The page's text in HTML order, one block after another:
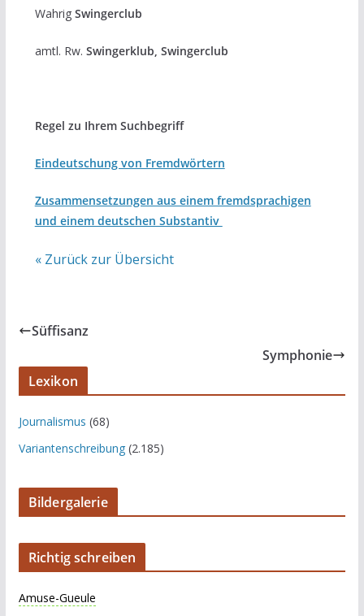
Wahrig Swingerclub
amtl. Rw. Swingerklub, Swingerclub
Regel zu Ihrem Suchbegriff
Eindeutschung von Fremdwörtern
Zusammensetzungen aus einem fremdsprachigen
und einem deutschen Substantiv
« Zurück zur Übersicht
Süffisanz
Symphonie
Lexikon
Journalismus (68)
Variantenschreibung(2.185)
Bildergalerie
Richtig schreiben
Amuse-Gueule